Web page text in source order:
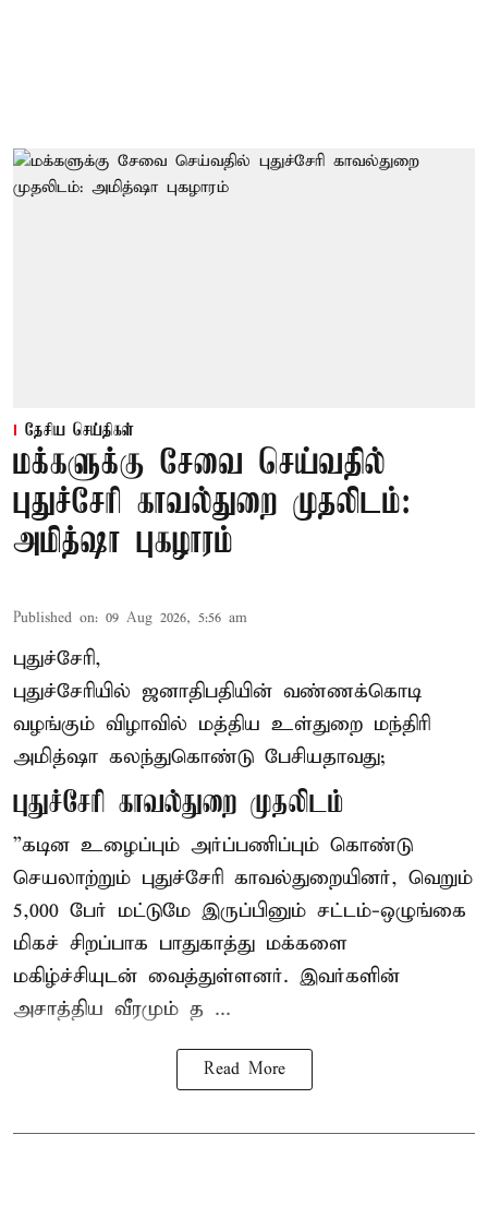
தேசிய செய்திகள்
மக்களுக்கு சேவை செய்வதில்
புதுச்சேரி காவல்துறை முதலிடம்:
அமித்ஷா புகழாரம்
Published on: 09 Aug 2026, 5:56 am
புதுச்சேரி,
புதுச்சேரியில் ஜனாதிபதியின் வண்ணக்கொடி
வழங்கும் விழாவில் மத்திய உள்துறை மந்திரி
அமித்ஷா கலந்துகொண்டு பேசியதாவது;
புதுச்சேரி காவல்துறை முதலிடம்
”கடின உழைப்பும் அர்ப்பணிப்பும் கொண்டு
செயலாற்றும் புதுச்சேரி காவல்துறையினர், வெறும்
5,000 பேர் மட்டுமே இருப்பினும் சட்டம்-ஒழுங்கை
மிகச் சிறப்பாக பாதுகாத்து மக்களை
மகிழ்ச்சியுடன் வைத்துள்ளனர். இவர்களின்
அசாத்திய வீரமும் த ...
Read More